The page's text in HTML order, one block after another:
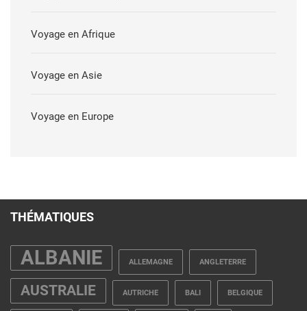
Voyage en Afrique
Voyage en Asie
Voyage en Europe
THÉMATIQUES
ALBANIE ALLEMAGNE ANGLETERRE
AUSTRALIE AUTRICHE BALI BELGIQUE